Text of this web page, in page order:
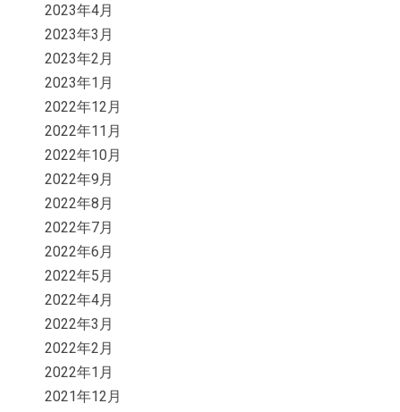
2023年4月
2023年3月
2023年2月
2023年1月
2022年12月
2022年11月
2022年10月
2022年9月
2022年8月
2022年7月
2022年6月
2022年5月
2022年4月
2022年3月
2022年2月
2022年1月
2021年12月